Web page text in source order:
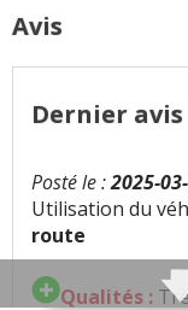
+
Avis
Dernier avis
Posté le :2025-
Utilisation du
route
Qualités :